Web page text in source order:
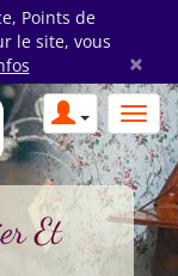
Points de
le site, vous
×
Et